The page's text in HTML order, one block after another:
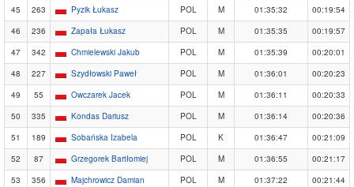
45
263 Pyzik Łukasz POL M 01:35:32
00:19:54
46
236 Zapała Łukasz POL M 01:35:35
00:19:57
47
342 Chmielewski Jakub POL M 01:35:39
00:20:01
48
227 Szydłowski Paweł POL M 01:36:01
00:20:23
49
55 Owczarek Jacek POL M 01:36:11
00:20:33
50
335 Kondas Dariusz POL M 01:36:14
00:20:36
51
189 Sobańska Izabela POL K 01:36:47
00:21:09
52
87 Grzegorek Bartłomiej POL M 01:36:55
00:21:17
53
356 Majchrowicz Damian POL M 01:37:22
00:21:44